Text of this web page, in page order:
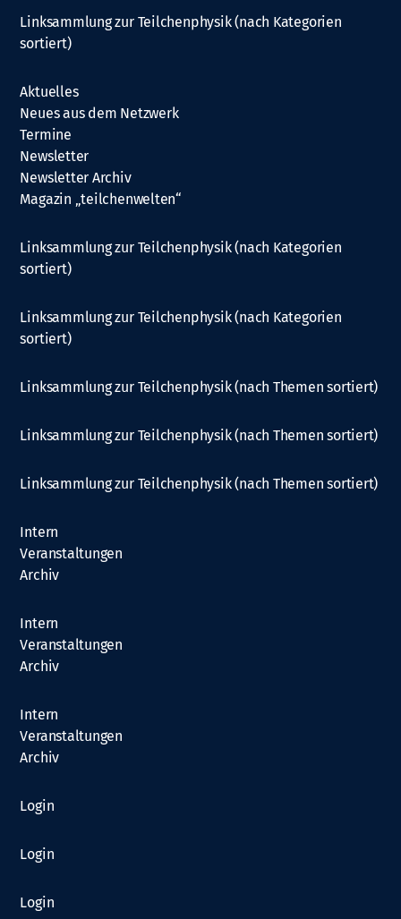
Linksammlung zur Teilchenphysik (nach Kategorien
sortiert)
Aktuelles
Neues aus dem Netzwerk
Termine
Newsletter
Newsletter Archiv
Magazin „teilchenwelten“
Linksammlung zur Teilchenphysik (nach Kategorien
sortiert)
Linksammlung zur Teilchenphysik (nach Kategorien
sortiert)
Linksammlung zur Teilchenphysik (nach Themen sortiert)
Linksammlung zur Teilchenphysik (nach Themen sortiert)
Linksammlung zur Teilchenphysik (nach Themen sortiert)
Intern
Veranstaltungen
Archiv
Intern
Veranstaltungen
Archiv
Intern
Veranstaltungen
Archiv
Login
Login
Login